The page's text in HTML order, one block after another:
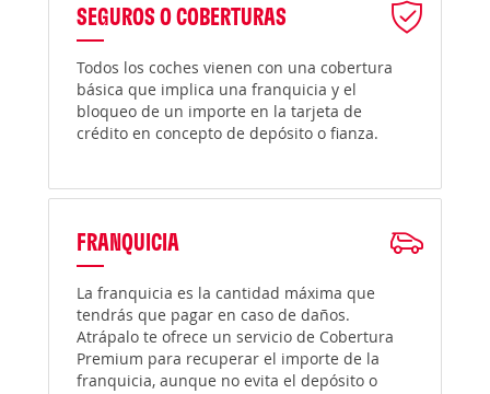
SEGUROS O COBERTURAS
Todos los coches vienen con una cobertura
básica que implica una franquicia y el
bloqueo de un importe en la tarjeta de
crédito en concepto de depósito o fianza.
FRANQUICIA
La franquicia es la cantidad máxima que
tendrás que pagar en caso de daños.
Atrápalo te ofrece un servicio de Cobertura
Premium para recuperar el importe de la
franquicia, aunque no evita el depósito o